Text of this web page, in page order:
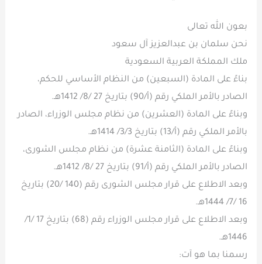
بعون الله تعالى
نحن سلمان بن عبدالعزيز آل سعود
ملك المملكة العربية السعودية
بناءً على المادة (السبعين) من النظام الأساسي للحكم،
الصادر بالأمر الملكي رقم (أ/90) بتاريخ 27 /8/ 1412هـ.
وبناءً على المادة (العشرين) من نظام مجلس الوزراء، الصادر
بالأمر الملكي رقم (أ/13) بتاريخ 3/3/ 1414هـ.
وبناءً على المادة (الثامنة عشرة) من نظام مجلس الشورى،
الصادر بالأمر الملكي رقم (أ/91) بتاريخ 27 /8/ 1412هـ.
وبعد الاطلاع على قرار مجلس الشورى رقم (140 /20) بتاريخ
16 /7/ 1444هـ.
وبعد الاطلاع على قرار مجلس الوزراء رقم (68) بتاريخ 17 /1/
1446هـ.
رسمنا بما هو آت: